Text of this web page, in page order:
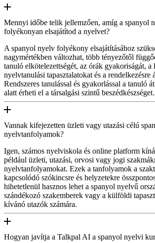
Mennyi időbe telik jellemzően, amíg a spanyol
folyékonyan elsajátítod a nyelvet?
A spanyol nyelv folyékony elsajátításához
nagymértékben változhat, több tényezőtől
tanuló elkötelezettségét, az órák gyakoriságát, a
nyelvtanulási tapasztalatokat és a rendelkezésre
Rendszeres tanulással és gyakorlással a tanuló
alatt érheti el a társalgási szintű beszédkészséget.
Vannak kifejezetten üzleti vagy utazási célú
nyelvtanfolyamok?
Igen, számos nyelviskola és online platform
például üzleti, utazási, orvosi vagy jogi
nyelvtanfolyamokat. Ezek a tanfolyamok a
kapcsolódó szókincsre és helyzetekre
hihetetlenül hasznos lehet a spanyol nyelvű
szándékozó szakemberek vagy a külföldi
kívánó utazók számára.
Hogyan javítja a Talkpal AI a spanyol nyelvi